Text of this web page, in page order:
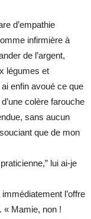
d’empathie
infirmière à
de l’argent,
légumes et
enfin avoué ce que
colère farouche
sans aucun
que de mon
lui ai-je
l’offre
« Mamie, non !